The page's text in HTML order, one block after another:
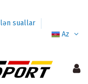
suallar
Az